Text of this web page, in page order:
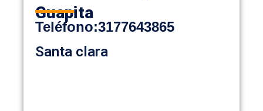
Guapita
Teléfono:3177643865
Santa clara